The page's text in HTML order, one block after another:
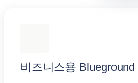
비즈니스용 Blueground